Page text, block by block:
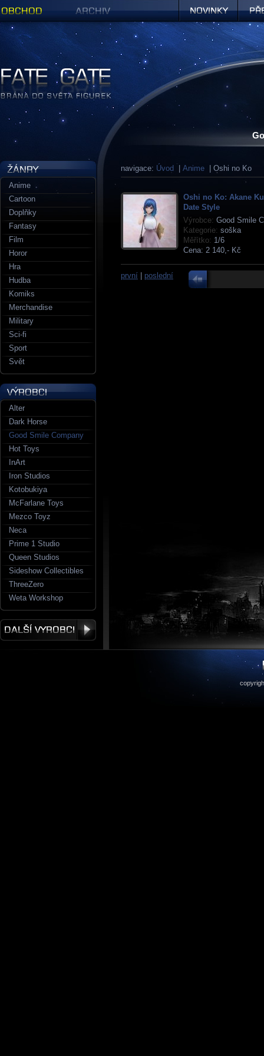
navigace: Úvod Anime | Oshi no Ko
Oshi no Ko: Akane
Date Style
Výrobce: Good Smile
Kategorie: soška
Měřítko: 1/6
Cena: 2 140,- Kč
první poslední
Anime
Cartoon
Doplňky
Fantasy
Film
Horor
Hra
Hudba
Komiks
Merchandise
Military
Sci-fi
Sport
Svět
Alter
Dark Horse
Good Smile Company
Hot Toys
InArt
Iron Studios
Kotobukiya
McFarlane Toys
Mezco Toyz
Neca
Prime 1 Studio
Queen Studios
Sideshow Collectibles
ThreeZero
Weta Workshop
Figurky a sošky | Fate Gate